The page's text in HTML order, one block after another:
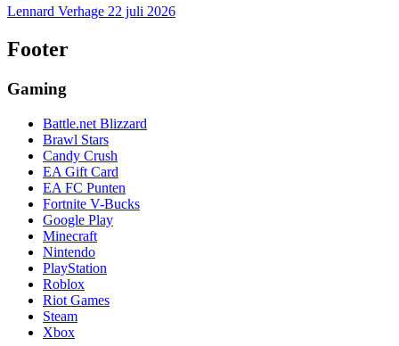
Lennard Verhage 22 juli 2026
Footer
Gaming
Battle.net Blizzard
Brawl Stars
Candy Crush
EA Gift Card
EA FC Punten
Fortnite V-Bucks
Google Play
Minecraft
Nintendo
PlayStation
Roblox
Riot Games
Steam
Xbox